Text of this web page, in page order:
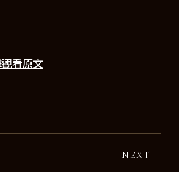
看原文
NEXT